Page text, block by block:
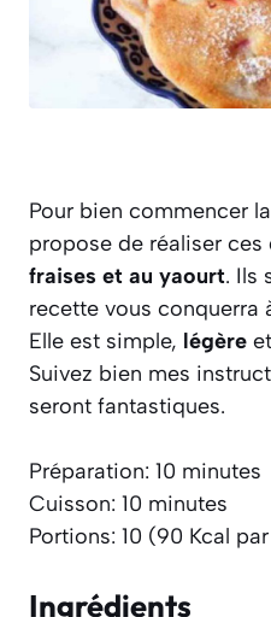
Pour bien commencer
propose de réaliser ces
fraises et au yaourt. Ils
recette vous conquerra
Elle est simple, légère et
Suivez bien mes
seront fantastiques.
Préparation: 10 minutes
Cuisson: 10 minutes
Portions: 10 (90 Kcal
Ingrédients